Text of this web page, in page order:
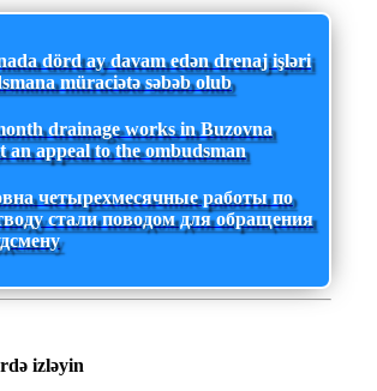
dörd ay davam edən drenaj işləri
müraciətə səbəb olub
drainage works in Buzovna
an appeal to the ombudsman
четырехмесячные работы по
стали поводом для обращения
izləyin